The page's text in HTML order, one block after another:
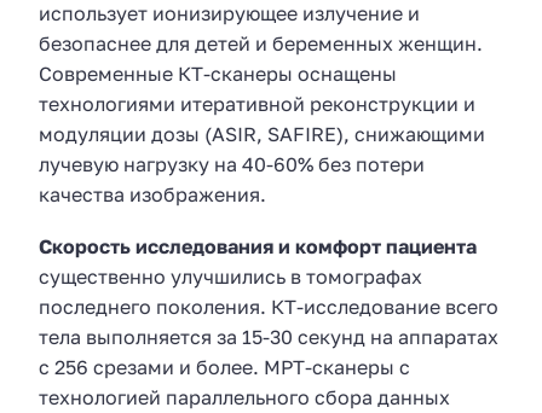
использует ионизирующее излучение и
безопаснее для детей и беременных женщин.
Современные КТ-сканеры оснащены
технологиями итеративной реконструкции и
модуляции дозы (ASIR, SAFIRE), снижающими
лучевую нагрузку на 40-60% без потери
качества изображения.
Скорость исследования и комфорт пациента
существенно улучшились в томографах
последнего поколения. КТ-исследование всего
тела выполняется за 15-30 секунд на аппаратах
с 256 срезами и более. МРТ-сканеры с
технологией параллельного сбора данных